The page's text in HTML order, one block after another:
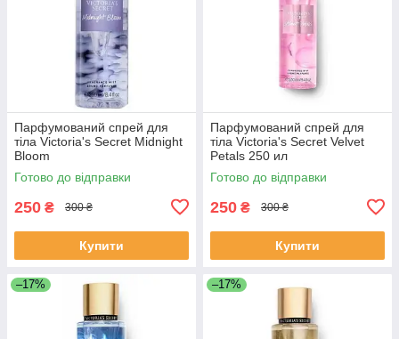
Парфумований спрей для
тіла Victoria's Secret Midnight
Bloom
Готово до відправки
250 ₴ 300 ₴
Купити
Парфумований спрей для
тіла Victoria's Secret Velvet
Petals 250 ил
Готово до відправки
250 ₴ 300 ₴
Купити
–17% –17%